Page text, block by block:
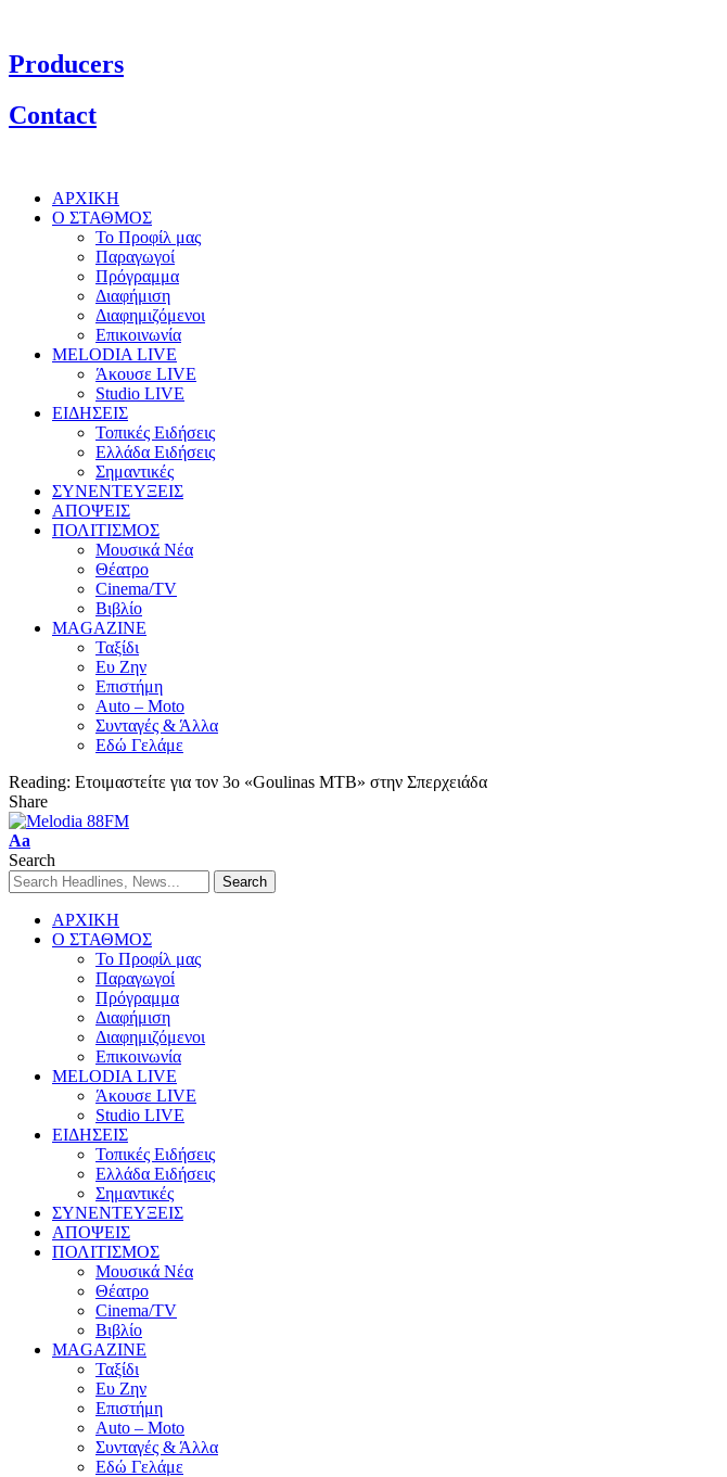
Producers
Contact
ΑΡΧΙΚΗ
Ο ΣΤΑΘΜΟΣ
Το Προφίλ μας
Παραγωγοί
Πρόγραμμα
Διαφήμιση
Διαφημιζόμενοι
Επικοινωνία
MELODIA LIVE
Άκουσε LIVE
Studio LIVE
ΕΙΔΗΣΕΙΣ
Τοπικές Ειδήσεις
Ελλάδα Ειδήσεις
Σημαντικές
ΣΥΝΕΝΤΕΥΞΕΙΣ
ΑΠΟΨΕΙΣ
ΠΟΛΙΤΙΣΜΟΣ
Μουσικά Νέα
Θέατρο
Cinema/TV
Βιβλίο
MAGAZINE
Ταξίδι
Ευ Ζην
Επιστήμη
Auto – Moto
Συνταγές & Άλλα
Εδώ Γελάμε
Reading: Ετοιμαστείτε για τον 3ο «Goulinas ΜΤΒ» στην Σπερχειάδα
Share
Aa
Search
ΑΡΧΙΚΗ
Ο ΣΤΑΘΜΟΣ
Το Προφίλ μας
Παραγωγοί
Πρόγραμμα
Διαφήμιση
Διαφημιζόμενοι
Επικοινωνία
MELODIA LIVE
Άκουσε LIVE
Studio LIVE
ΕΙΔΗΣΕΙΣ
Τοπικές Ειδήσεις
Ελλάδα Ειδήσεις
Σημαντικές
ΣΥΝΕΝΤΕΥΞΕΙΣ
ΑΠΟΨΕΙΣ
ΠΟΛΙΤΙΣΜΟΣ
Μουσικά Νέα
Θέατρο
Cinema/TV
Βιβλίο
MAGAZINE
Ταξίδι
Ευ Ζην
Επιστήμη
Auto – Moto
Συνταγές & Άλλα
Εδώ Γελάμε